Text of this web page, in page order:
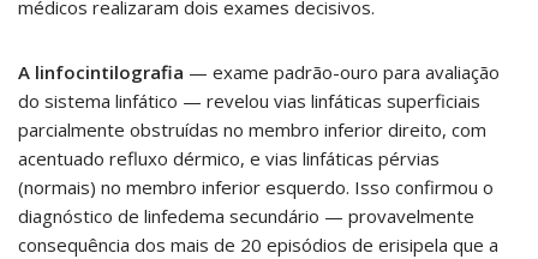
médicos realizaram dois exames decisivos.
A linfocintilografia — exame padrão-ouro para avaliação
do sistema linfático — revelou vias linfáticas superficiais
parcialmente obstruídas no membro inferior direito, com
acentuado refluxo dérmico, e vias linfáticas pérvias
(normais) no membro inferior esquerdo. Isso confirmou o
diagnóstico de linfedema secundário — provavelmente
consequência dos mais de 20 episódios de erisipela que a